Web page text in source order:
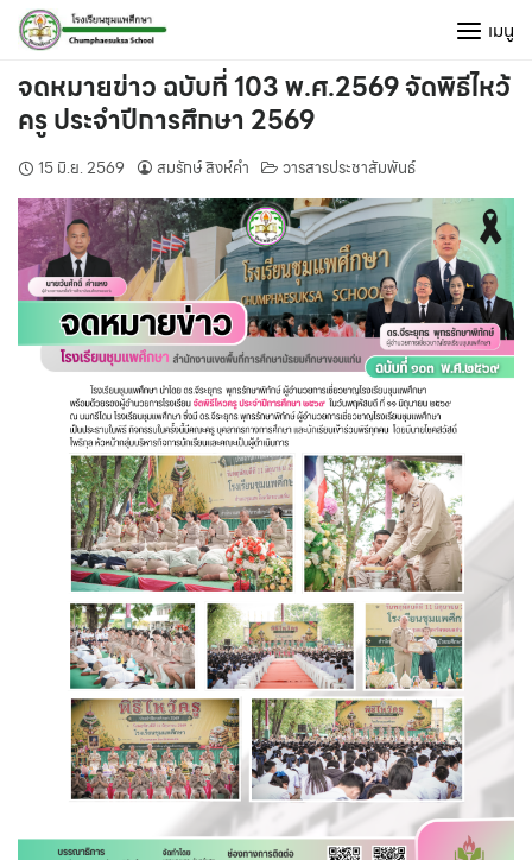
Skip
content
เมนู
จดหมายข่าว ฉบับที่ 103 พ.ศ.2569 จัดพิธีไหว้
ครู ประจำปีการศึกษา 2569
15 มิ.ย. 2569 สมรักษ์ สิงห์คำ วารสารประชาสัมพันธ์